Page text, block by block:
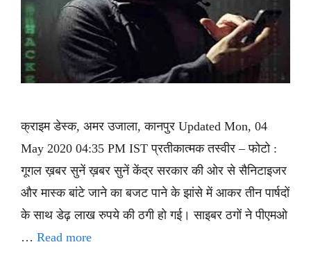
क्राइम डेस्क, अमर उजाला, कानपुर Updated Mon, 04
May 2020 04:35 PM IST प्रतीकात्मक तस्वीर – फोटो :
गूगल ख़बर सुनें ख़बर सुनें केंद्र सरकार की ओर से सैनिटाइजर
और मास्क बांटे जाने का बजट पाने के झांसे में आकर तीन पार्षदों
के साथ डेढ़ लाख रुपये की ठगी हो गई। साइबर ठगों ने पीएमओ
… Read more